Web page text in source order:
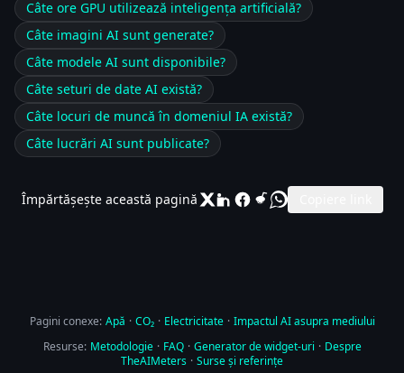
Câte ore GPU utilizează inteligența artificială?
Câte imagini AI sunt generate?
Câte modele AI sunt disponibile?
Câte seturi de date AI există?
Câte locuri de muncă în domeniul IA există?
Câte lucrări AI sunt publicate?
Împărtășește această pagină
Pagini conexe: Apă · CO₂ · Electricitate · Impactul AI asupra mediului
Resurse: Metodologie · FAQ · Generator de widget-uri · Despre
TheAIMeters · Surse și referințe